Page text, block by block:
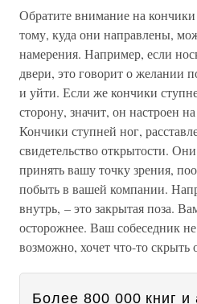
Обратите внимание на
тому, куда они направлены,
намерения. Например, если
двери, это говорит о желании
и уйти. Если же кончики
сторону, значит, он настроен
Кончики ступней ног,
свидетельство открытости.
принять вашу точку зрения,
побыть в вашей компании.
внутрь, – это закрытая поза.
осторожнее. Ваш собеседник
возможно, хочет что-то скрыть
Более 800 000 книг и